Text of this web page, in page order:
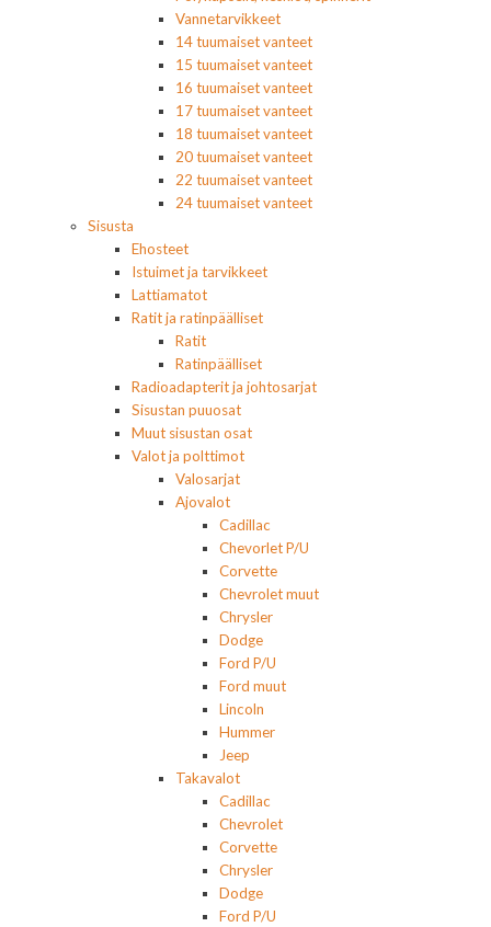
Vannetarvikkeet
14 tuumaiset vanteet
15 tuumaiset vanteet
16 tuumaiset vanteet
17 tuumaiset vanteet
18 tuumaiset vanteet
20 tuumaiset vanteet
22 tuumaiset vanteet
24 tuumaiset vanteet
Sisusta
Ehosteet
Istuimet ja tarvikkeet
Lattiamatot
Ratit ja ratinpäälliset
Ratit
Ratinpäälliset
Radioadapterit ja johtosarjat
Sisustan puuosat
Muut sisustan osat
Valot ja polttimot
Valosarjat
Ajovalot
Cadillac
Chevorlet P/U
Corvette
Chevrolet muut
Chrysler
Dodge
Ford P/U
Ford muut
Lincoln
Hummer
Jeep
Takavalot
Cadillac
Chevrolet
Corvette
Chrysler
Dodge
Ford P/U